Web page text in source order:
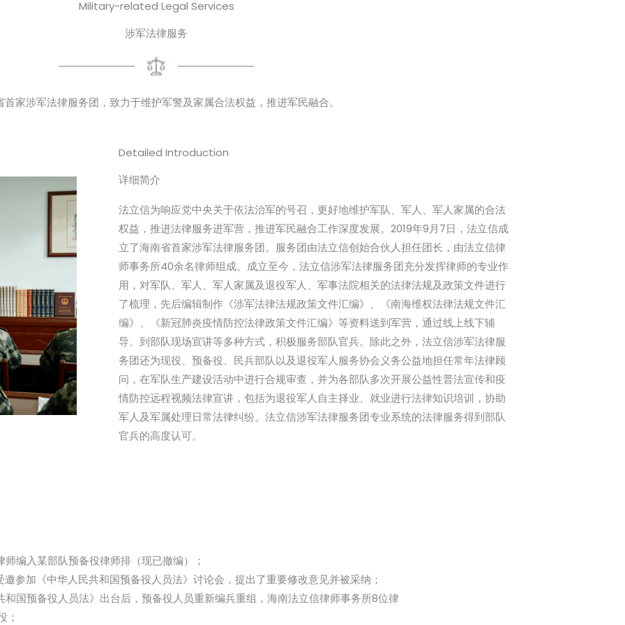
Military-related Legal Services
涉军法律服务
首家涉军法律服务团，致力于维护军警及家属合法权益，推进军民融合。
Detailed Introduction
详细简介​
法立信为响应党中央关于依法治军的号召，更好地维护军队、军人、军人家属的合法
权益，推进法律服务进军营，推进军民融合工作深度发展。2019年9月7日，法立信成
立了海南省首家涉军法律服务团。服务团由法立信创始合伙人担任团长，由法立信律
师事务所40余名律师组成。成立至今，法立信涉军法律服务团充分发挥律师的专业作
用，对军队、军人、军人家属及退役军人、军事法院相关的法律法规及政策文件进行
了梳理，先后编辑制作《涉军法律法规政策文件汇编》、《南海维权法律法规文件汇
编》、《新冠肺炎疫情防控法律政策文件汇编》等资料送到军营，通过线上线下辅
导、到部队现场宣讲等多种方式，积极服务部队官兵。除此之外，法立信涉军法律服
务团还为现役、预备役、民兵部队以及退役军人服务协会义务公益地担任常年法律顾
问，在军队生产建设活动中进行合规审查，并为各部队多次开展公益性普法宣传和疫
情防控远程视频法律宣讲，包括为退役军人自主择业、就业进行法律知识培训，协助
军人及军属处理日常法律纠纷。法立信涉军法律服务团专业系统的法律服务得到部队
官兵的高度认可。
师编入某部队预备役律师排（现已撤编）；
邀参加《中华人民共和国预备役人员法》讨论会，提出了重要修改意见并被采纳；
和国预备役人员法》出台后，预备役人员重新编兵重组，海南法立信律师事务所8位律
；